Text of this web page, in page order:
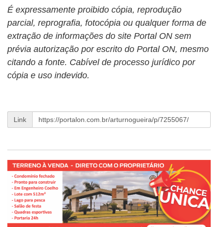
É expressamente proibido cópia, reprodução
parcial, reprografia, fotocópia ou qualquer forma de
extração de informações do site Portal ON sem
prévia autorização por escrito do Portal ON, mesmo
citando a fonte. Cabível de processo jurídico por
cópia e uso indevido.
Link